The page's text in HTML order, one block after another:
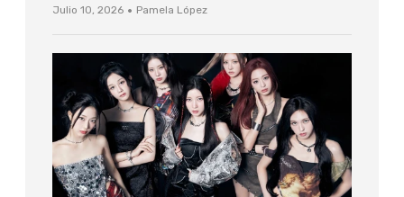
Julio 10, 2026 · Pamela López